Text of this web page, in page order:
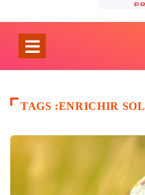
TAGS :ENRICHIR SOL